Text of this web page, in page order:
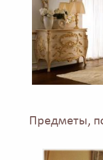
Предметы,